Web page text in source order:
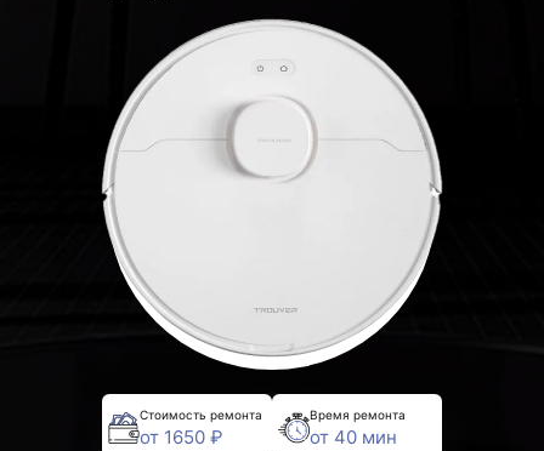
Стоимость ремонта
от 1650 ₽
Время ремонта
от 40 мин